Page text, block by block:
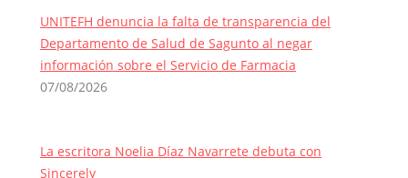
UNITEFH denuncia la falta de transparencia del
Departamento de Salud de Sagunto al negar
información sobre el Servicio de Farmacia
07/08/2026
La escritora Noelia Díaz Navarrete debuta con
Sincerely